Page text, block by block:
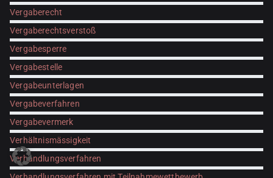
Vergaberecht
Vergaberechtsverstoß
Vergabesperre
Vergabestelle
Vergabeunterlagen
Vergabeverfahren
Vergabevermerk
Verhältnismässigkeit
Verhandlungsverfahren